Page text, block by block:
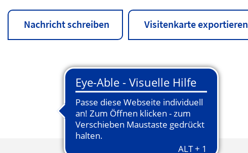
Nachricht schreiben Visitenkarte exportieren